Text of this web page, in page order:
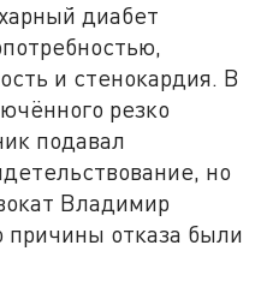
диабет
и стенокардия. В
резко
подавал
но
Владимир
причины отказа были